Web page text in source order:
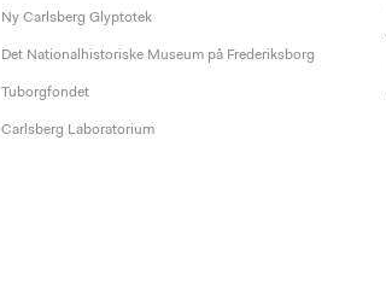
Ny Carlsberg Glyptotek
Det Nationalhistoriske Museum på Frederiksborg
Tuborgfondet
Carlsberg Laboratorium